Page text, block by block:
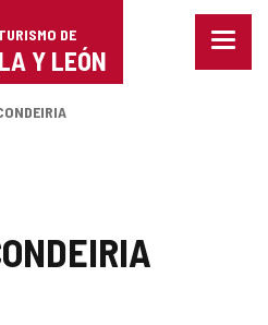
DE
Y LEÓN
Menu